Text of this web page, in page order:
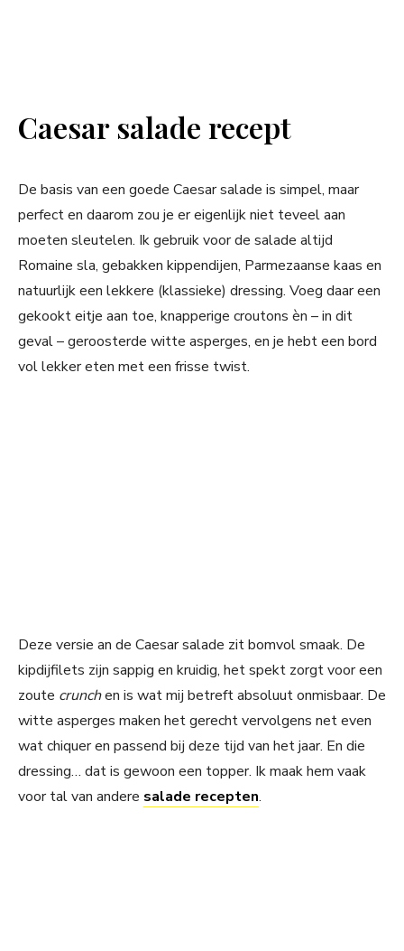
Caesar salade recept
De basis van een goede Caesar salade is simpel, maar
perfect en daarom zou je er eigenlijk niet teveel aan
moeten sleutelen. Ik gebruik voor de salade altijd
Romaine sla, gebakken kippendijen, Parmezaanse kaas en
natuurlijk een lekkere (klassieke) dressing. Voeg daar een
gekookt eitje aan toe, knapperige croutons èn – in dit
geval – geroosterde witte asperges, en je hebt een bord
vol lekker eten met een frisse twist.
Deze versie an de Caesar salade zit bomvol smaak. De
kipdijfilets zijn sappig en kruidig, het spekt zorgt voor een
zoute crunchen is wat mij betreft absoluut onmisbaar. De
witte asperges maken het gerecht vervolgens net even
wat chiquer en passend bij deze tijd van het jaar. En die
dressing… dat is gewoon een topper. Ik maak hem vaak
voor tal van andere salade recepten.